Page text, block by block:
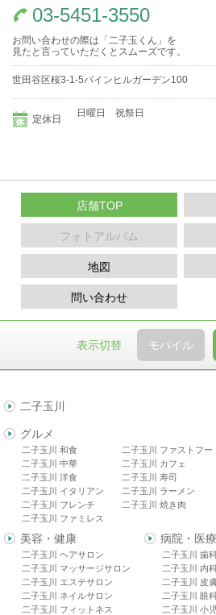
03-5451-3550
お問い合わせの際は「二子玉くん」を
見たと言っていただくとスムーズです。
世田谷区桜3-1-5パインヒルガーデン100
定休日
日曜日 祝祭日
店舗TOP
フォトアルバム
地図
問い合わせ
表示切替 モバイル
二子玉川
グルメ
二子玉川 和食
二子玉川 中華
二子玉川 洋食
二子玉川 イタリアン
二子玉川 フレンチ
二子玉川 ファミレス
二子玉川 ファストフー
二子玉川 カフェ
二子玉川 寿司
二子玉川 ラーメン
二子玉川 焼き肉
美容・健康
二子玉川 ヘアサロン
二子玉川 マッサージサロン
二子玉川 エステサロン
二子玉川 ネイルサロン
二子玉川 フィットネス
病院・医
二子玉川 歯
二子玉川 内
二子玉川 皮
二子玉川 眼
二子玉川 小